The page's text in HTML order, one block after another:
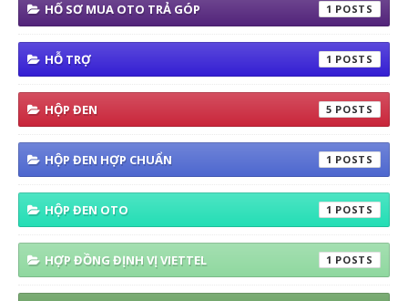
HỐ SƠ MUA OTO TRẢ GÓP 1
HỖ TRỢ 1
HỘP ĐEN 5
HỘP ĐEN HỢP CHUẨN 1
HỘP ĐEN OTO 1
HỢP ĐỒNG ĐỊNH VỊ VIETTEL 1